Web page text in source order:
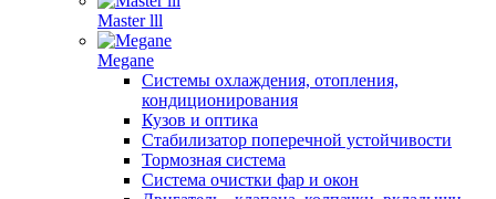
Master lll
Megane
Системы охлаждения, отопления,
кондиционирования
Кузов и оптика
Стабилизатор поперечной устойчивости
Тормозная система
Система очистки фар и окон